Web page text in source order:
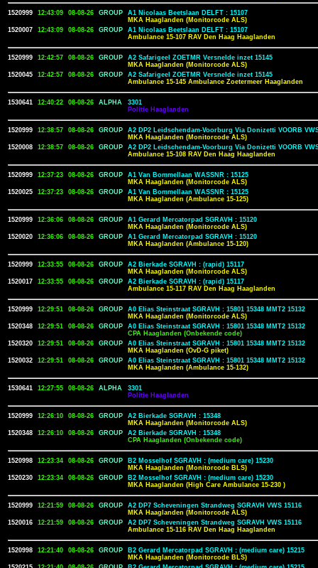
1520999 12:43:09 08-08-26 GROUP
A1 Nicolaas Beetslaan DELFT : 15107
MKA Haaglanden (Monitorcode ALS)
1520007
12:43:09 08-08-26 GROUP
A1 Nicolaas Beetslaan DELFT : 15107
Ambulance 15-107 RAV Den Haag Haaglanden
1520999 12:42:57 08-08-26 GROUP
A2 Safarigeel ZOETMR Versnelde inzet 15145
MKA Haaglanden (Monitorcode ALS)
1520045
12:42:57 08-08-26 GROUP
A2 Safarigeel ZOETMR Versnelde inzet 15145
Ambulance 15-145 Ambulance Zoetermeer Haaglanden
1530641 12:40:22 08-08-26 ALPHA
3301
Politie Haaglanden
1520999 12:38:57 08-08-26 GROUP
A2 DP2 Leidschendam-Voorburg Via Donizetti VOORB
MKA Haaglanden (Monitorcode ALS)
1520008
12:38:57 08-08-26 GROUP
A2 DP2 Leidschendam-Voorburg Via Donizetti VOORB
Ambulance 15-108 RAV Den Haag Haaglanden
1520999 12:37:23 08-08-26 GROUP
A1 Van Bommellaan WASSNR : 15125
MKA Haaglanden (Monitorcode ALS)
1520025
12:37:23 08-08-26 GROUP
A1 Van Bommellaan WASSNR : 15125
MKA Haaglanden (Ambulance 15-125)
1520999 12:36:06 08-08-26 GROUP
A1 Gerard Mercatorpad SGRAVH : 15120
MKA Haaglanden (Monitorcode ALS)
1520020
12:36:06 08-08-26 GROUP
A1 Gerard Mercatorpad SGRAVH : 15120
MKA Haaglanden (Ambulance 15-120)
1520999 12:33:55 08-08-26 GROUP
A2 Bierkade SGRAVH : (rapid) 15117
MKA Haaglanden (Monitorcode ALS)
1520017
12:33:55 08-08-26 GROUP
A2 Bierkade SGRAVH : (rapid) 15117
Ambulance 15-117 RAV Den Haag Haaglanden
1520999 12:29:51 08-08-26 GROUP
A0 Elias Steinstraat SGRAVH : 15801 15348 MMT2 15132
MKA Haaglanden (Monitorcode ALS)
1520348
12:29:51 08-08-26 GROUP
A0 Elias Steinstraat SGRAVH : 15801 15348 MMT2 15132
CPA Haaglanden (Onbekende code)
1520320
12:29:51 08-08-26 GROUP
A0 Elias Steinstraat SGRAVH : 15801 15348 MMT2 15132
MKA Haaglanden (OvD-G piket)
1520032
12:29:51 08-08-26 GROUP
A0 Elias Steinstraat SGRAVH : 15801 15348 MMT2 15132
MKA Haaglanden (Ambulance 15-132)
1530641 12:27:55 08-08-26 ALPHA
3301
Politie Haaglanden
1520999 12:26:10 08-08-26 GROUP
A2 Bierkade SGRAVH : 15348
MKA Haaglanden (Monitorcode ALS)
1520348
12:26:10 08-08-26 GROUP
A2 Bierkade SGRAVH : 15348
CPA Haaglanden (Onbekende code)
1520998 12:23:34 08-08-26 GROUP
B2 Mosselhof SGRAVH : (medium care) 15230
MKA Haaglanden (Monitorcode BLS)
1520230
12:23:34 08-08-26 GROUP
B2 Mosselhof SGRAVH : (medium care) 15230
MKA Haaglanden (High Care Ambulance 15-230 )
1520999 12:21:59 08-08-26 GROUP
A2 DP7 Scheveningen Strandweg SGRAVH VWS 15116
MKA Haaglanden (Monitorcode ALS)
1520016
12:21:59 08-08-26 GROUP
A2 DP7 Scheveningen Strandweg SGRAVH VWS 15116
Ambulance 15-116 RAV Den Haag Haaglanden
1520998 12:21:40 08-08-26 GROUP
B2 Gerard Mercatorpad SGRAVH : (medium care) 15215
MKA Haaglanden (Monitorcode BLS)